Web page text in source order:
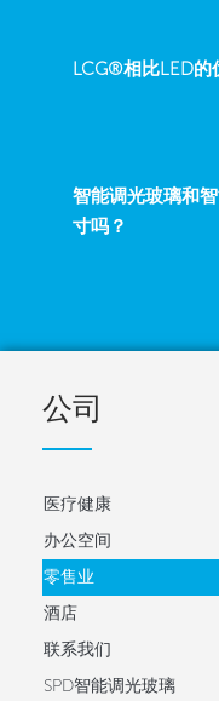
LCG®相比LED的
智能调光玻璃和
寸吗？
公司
医疗健康
办公空间
零售业
酒店
联系我们
SPD智能调光玻璃